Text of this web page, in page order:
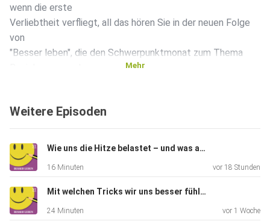
wenn die erste
Verliebtheit verfliegt, all das hören Sie in der neuen Folge
von
"Besser leben", die den Schwerpunktmonat zum Thema
Mehr
Weitere Episoden
Wie uns die Hitze belastet – und was akut hilft
16 Minuten vor 18 Stunden
Mit welchen Tricks wir uns besser fühlen | Replay
24 Minuten vor 1 Woche